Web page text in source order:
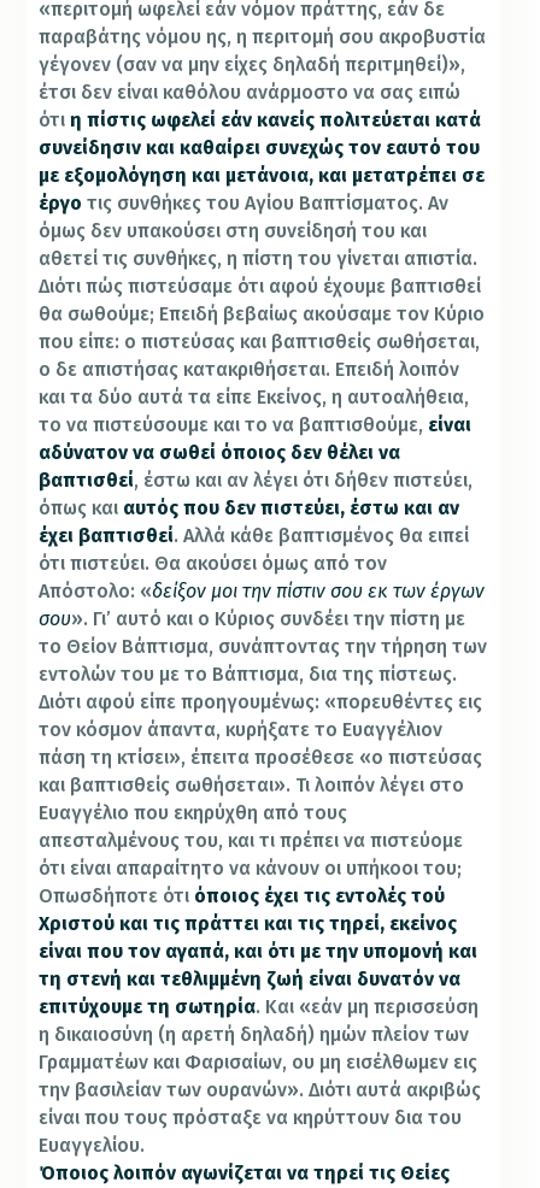
«περιτομή ωφελεί εάν νόμον πράττης, εάν δε
παραβάτης νόμου ης, η περιτομή σου ακροβυστία
γέγονεν (σαν να μην είχες δηλαδή περιτμηθεί)»,
έτσι δεν είναι καθόλου ανάρμοστο να σας ειπώ
ότιη πίστις ωφελεί εάν κανείς πολιτεύεται κατά
συνείδησιν και καθαίρει συνεχώς τον εαυτό του
με εξομολόγηση και μετάνοια, και μετατρέπει σε
έργο τις συνθήκες του Αγίου Βαπτίσματος. Αν
όμως δεν υπακούσει στη συνείδησή του και
αθετεί τις συνθήκες, η πίστη του γίνεται απιστία.
Διότι πώς πιστεύσαμε ότι αφού έχουμε βαπτισθεί
θα σωθούμε; Επειδή βεβαίως ακούσαμε τον Κύριο
που είπε: ο πιστεύσας και βαπτισθείς σωθήσεται,
ο δε απιστήσας κατακριθήσεται. Επειδή λοιπόν
και τα δύο αυτά τα είπε Εκείνος, η αυτοαλήθεια,
το να πιστεύσουμε και το να βαπτισθούμε, είναι
αδύνατον να σωθεί όποιος δεν θέλει να
βαπτισθεί, έστω και αν λέγει ότι δήθεν πιστεύει,
όπως και αυτός που δεν πιστεύει, έστω και αν
έχει βαπτισθεί. Αλλά κάθε βαπτισμένος θα ειπεί
ότι πιστεύει. Θα ακούσει όμως από τον
Απόστολο: «δείξον μοι την πίστιν σου εκ των έργων
σου». Γι’ αυτό και ο Κύριος συνδέει την πίστη με
το Θείον Βάπτισμα, συνάπτοντας την τήρηση των
εντολών του με το Βάπτισμα, δια της πίστεως.
Διότι αφού είπε προηγουμένως: «πορευθέντες εις
τον κόσμον άπαντα, κυρήξατε το Ευαγγέλιον
πάση τη κτίσει», έπειτα προσέθεσε «ο πιστεύσας
και βαπτισθείς σωθήσεται». Τι λοιπόν λέγει στο
Ευαγγέλιο που εκηρύχθη από τους
απεσταλμένους του, και τι πρέπει να πιστεύομε
ότι είναι απαραίτητο να κάνουν οι υπήκοοι του;
Οπωσδήποτε ότι όποιος έχει τις εντολές τού
Χριστού και τις πράττει και τις τηρεί, εκείνος
είναι που τον αγαπά, και ότι με την υπομονή και
τη στενή και τεθλιμμένη ζωή είναι δυνατόν να
επιτύχουμε τη σωτηρία. Και «εάν μη περισσεύση
η δικαιοσύνη (η αρετή δηλαδή) ημών πλείον των
Γραμματέων και Φαρισαίων, ου μη εισέλθωμεν εις
την βασιλείαν των ουρανών». Διότι αυτά ακριβώς
είναι που τους πρόσταξε να κηρύττουν δια του
Ευαγγελίου.
Όποιος λοιπόν αγωνίζεται να τηρεί τις Θείες